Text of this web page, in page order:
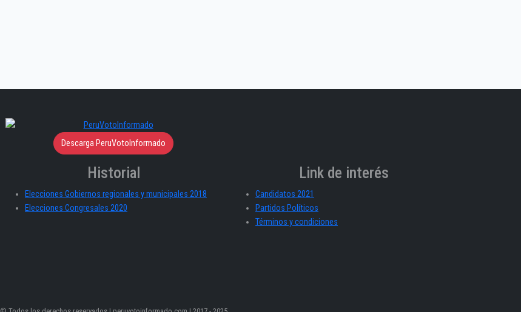
Descarga PeruVotoInformado
Historial
Elecciones Gobiernos regionales y municipales 2018
Elecciones Congresales 2020
Link de interés
Candidatos 2021
Partidos Políticos
Términos y condiciones